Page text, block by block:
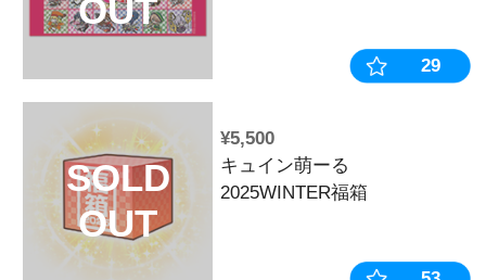
SOLD
¥7,777
【2026年3月
PANZER- 金